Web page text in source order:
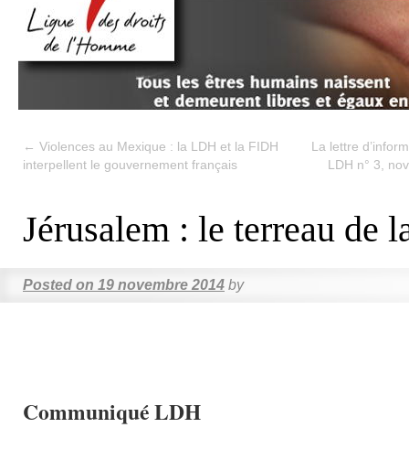
← Violences au Mexique : la LDH et la FIDH
interpellent le gouvernement français
La lettre
LDH n° 3,
Jérusalem : le terreau de
Posted on 19 novembre 2014 by
Communiqué LDH